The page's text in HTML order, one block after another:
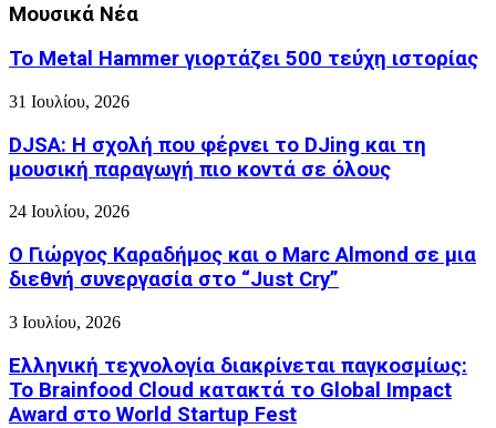
Μουσικά Νέα
Το Metal Hammer γιορτάζει 500 τεύχη ιστορίας
31 Ιουλίου, 2026
DJSA: Η σχολή που φέρνει το DJing και τη
μουσική παραγωγή πιο κοντά σε όλους
24 Ιουλίου, 2026
Ο Γιώργος Καραδήμος και ο Marc Almond σε μια
διεθνή συνεργασία στο “Just Cry”
3 Ιουλίου, 2026
Ελληνική τεχνολογία διακρίνεται παγκοσμίως:
Το Brainfood Cloud κατακτά το Global Impact
Award στο World Startup Fest